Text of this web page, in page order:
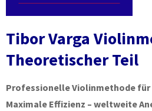
Tibor Varga
Theoretischer Teil
Professionelle Violinmethode für
Maximale Effizienz – weltweite